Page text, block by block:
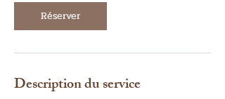
Réserver
Description du service